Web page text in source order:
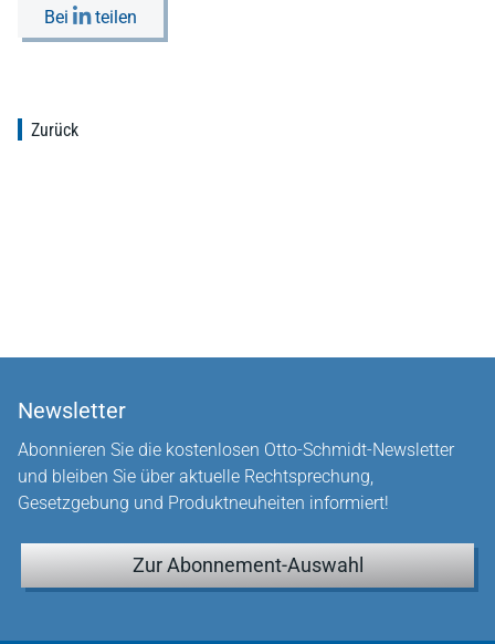
Bei teilen
Zurück
Newsletter
Abonnieren Sie die kostenlosen Otto-Schmidt-Newsletter
und bleiben Sie über aktuelle Rechtsprechung,
Gesetzgebung und Produktneuheiten informiert!
Zur Abonnement-Auswahl